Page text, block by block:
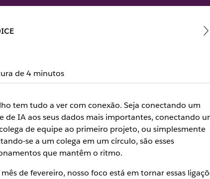
de 4 minutos
tem tudo a ver com conexão. Seja conectando um
de IA aos seus dados mais importantes, conectando
de equipe ao primeiro projeto, ou simplesmente
se a um colega em um círculo, são esses
que mantêm o ritmo.
de fevereiro, nosso foco está em tornar essas